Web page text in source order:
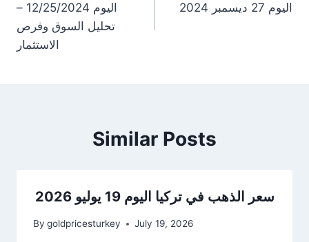
اليوم 12/25/2024 –
تحليل السوق وفرص
الاستثمار
اليوم 27 ديسمبر 2024
Similar Posts
سعر الذهب في تركيا اليوم 19 يوليو 2026
By goldpricesturkey July 19, 2026